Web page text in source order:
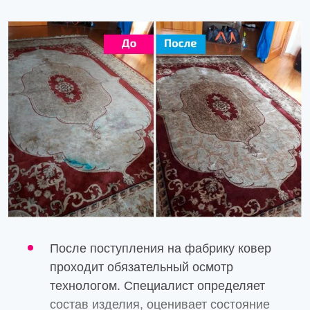
препараты. Для удаления жира и маслянистых
загрязнений специалисты применяют
профессиональные обезжиривающие составы с
контролируемым воздействием на волокно.
Хлорсодержащие отбеливатели, сильные щелочи и
большинство бытовых пятновыводителей для вискозы
не применяются, поскольку могут вызвать потерю
блеска, изменение оттенка ворса и повреждение
волокон
Еще одной особенностью является необходимость
сохранения блеска материала. Вискозный ворс
который легко потерять при использовании агрессивной
химии или неподходящих методов обработки. При
необходимости применяются кондиционирующие
составы для деликатного текстиля, которые помогают
После поступления на фабрику ковер
проходит обязательный осмотр
технологом. Специалист определяет
состав изделия, оценивает состояние